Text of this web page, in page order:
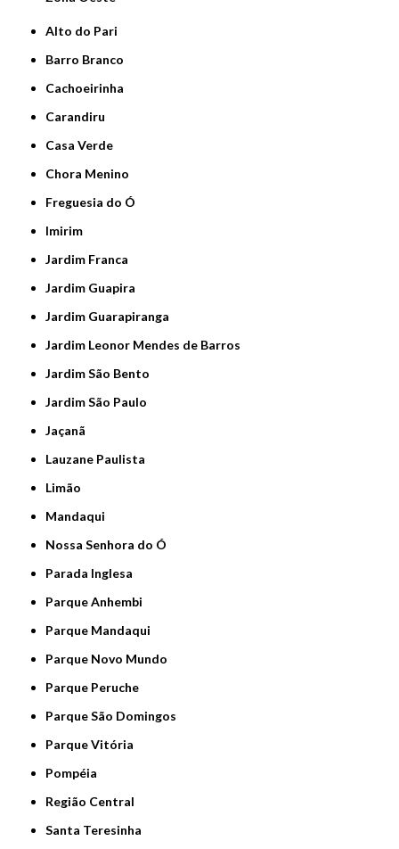
Alto do Pari
Barro Branco
Cachoeirinha
Carandiru
Casa Verde
Chora Menino
Freguesia do Ó
Imirim
Jardim Franca
Jardim Guapira
Jardim Guarapiranga
Jardim Leonor Mendes de Barros
Jardim São Bento
Jardim São Paulo
Jaçanã
Lauzane Paulista
Limão
Mandaqui
Nossa Senhora do Ó
Parada Inglesa
Parque Anhembi
Parque Mandaqui
Parque Novo Mundo
Parque Peruche
Parque São Domingos
Parque Vitória
Pompéia
Região Central
Santa Teresinha